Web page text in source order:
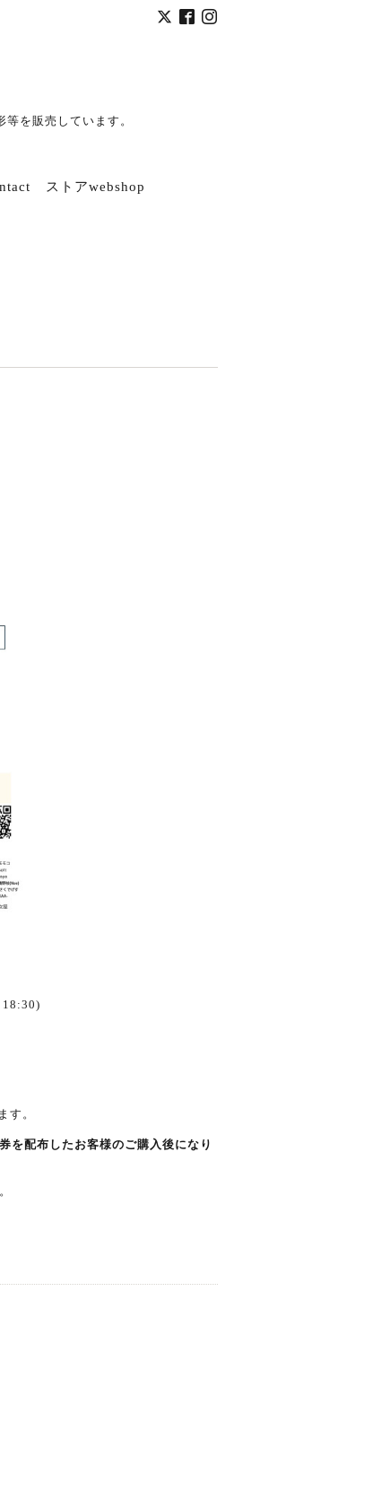
を販売しています。
ストアwebshop
18:30)
す。
を配布したお客様のご購入後になり